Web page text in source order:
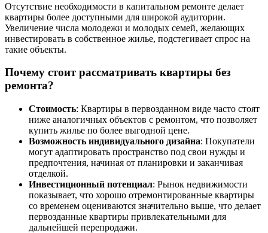
Отсутствие необходимости в капитальном ремонте делает
квартиры более доступными для широкой аудитории.
Увеличение числа молодежи и молодых семей, желающих
инвестировать в собственное жилье, подстегивает спрос на
такие объекты.
Почему стоит рассматривать квартиры без
ремонта?
Стоимость: Квартиры в первозданном виде часто стоят
ниже аналогичных объектов с ремонтом, что позволяет
купить жилье по более выгодной цене.
Возможность индивидуального дизайна: Покупатели
могут адаптировать пространство под свои нужды и
предпочтения, начиная от планировки и заканчивая
отделкой.
Инвестиционный потенциал: Рынок недвижимости
показывает, что хорошо отремонтированные квартиры
со временем оцениваются значительно выше, что делает
первозданные квартиры привлекательными для
дальнейшей перепродажи.